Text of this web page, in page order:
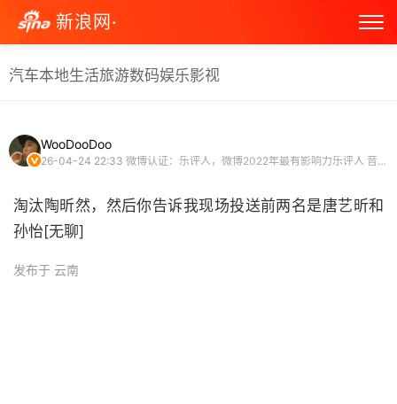
新浪网·
汽车本地生活旅游数码娱乐影视
WooDooDoo
26-04-24 22:33 微博认证：乐评人，微博2022年最有影响力乐评人 音乐博主 微博原创视频博主 头条文章作者
淘汰陶昕然，然后你告诉我现场投送前两名是唐艺昕和
孙怡[无聊] ​
发布于 云南